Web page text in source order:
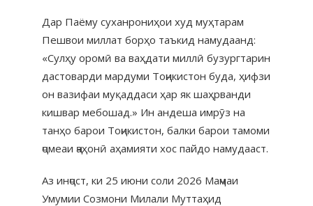
Дар Паёму суханрониҳои худ муҳтарам
Пешвои миллат борҳо таъкид намудаанд:
«Сулҳу оромӣ ва ваҳдати миллӣ бузургтарин
дастоварди мардуми Тоҷикистон буда, ҳифзи
он вазифаи муқаддаси ҳар як шаҳрванди
кишвар мебошад.» Ин андеша имрӯз на
танҳо барои Тоҷикистон, балки барои тамоми
ҷомеаи ҷаҳонӣ аҳамияти хос пайдо намудааст.
Аз инҷост, ки 25 июни соли 2026 Маҷмаи
Умумии Созмони Милали Муттаҳид